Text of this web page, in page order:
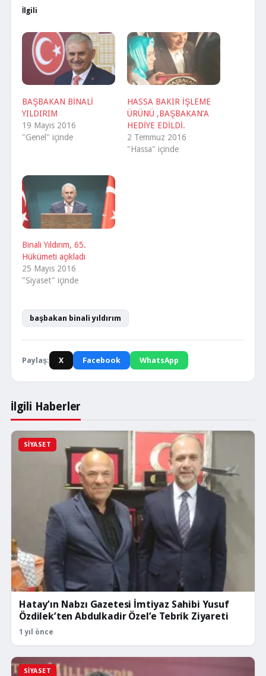
İlgili
BAŞBAKAN BİNALİ
YILDIRIM
19 Mayıs 2016
"Genel" içinde
HASSA BAKIR İŞLEME
ÜRÜNÜ ,BAŞBAKAN’A
HEDİYE EDİLDİ.
2 Temmuz 2016
"Hassa" içinde
Binali Yıldırım, 65.
Hükümeti açıkladı
25 Mayıs 2016
"Siyaset" içinde
başbakan binali yıldırım
Paylaş: X Facebook WhatsApp
İlgili Haberler
SIYASET
Hatay’ın Nabzı Gazetesi İmtiyaz Sahibi Yusuf
Özdilek’ten Abdulkadir Özel’e Tebrik Ziyareti
1 yıl önce
SIYASET